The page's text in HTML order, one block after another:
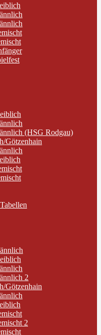
(HSG Rodgau)
Götzenhain
2
Götzenhain
2